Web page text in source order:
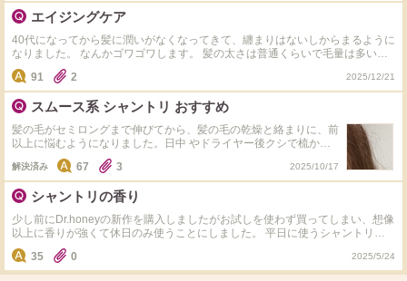
エイジングケア
40代になってから髪に潤いがなくなってきて、纏まりはないしからまるように
なりました。 なんかゴワゴワします。 髪の太さは普通くらいで毛量は多いほ
うです。オススメのシャンプーなど良いヘアケア商品がありましたら教えてく
ださい。 仕上がりはサラサラのほうが好きです。
91 2 2025/12/21
スムース系 シャントリ おすすめ
髪の毛がセミロングまで伸びてから、髪の毛の乾燥と絡まりに、前
以上に悩むようになりました。日中 やドライヤー後クシで梳かし
ても写真のように表面が跳ねたりします。 シャンプーはオージュ
アのアルティール、トリートメントはモロッカンビューティを使っ
ていますが、アルティールシャンプーが洗浄力が強いのか特に良い
とも思えず…。シャンプーだけでも使い切ったら変えたいと思って
います。 スムース系のシャントリなら、うねり髪やくせっ毛が良
くなるそうなので買ってみたいと思っています 縮毛矯正をするほ
ど凄く癖があるとは思っていません。1度おすすめされてかけた事
がありますが、最終的にダメージが目立つだけになりました。 今
気になっているのは、オージュアとコスメデコルテAQのスムース
解決済み 67 3 2025/10/17
シャントリの香り
少し前にDr.honeyの新作を購入しましたがお試しを使わず買ってしまい、想像
以上に香りが強くて休日のみ使うことにしました。 平日に使うシャントリが
ないためなにか香りが弱めか翌日まで香りが持たないシャントリは無いでしょ
うか？ 髪質はうねりあり、細めで絡みやすいという感じです。 出来ればこの
悩みに対応できるものだとありがたいです。
35 0 2025/5/24